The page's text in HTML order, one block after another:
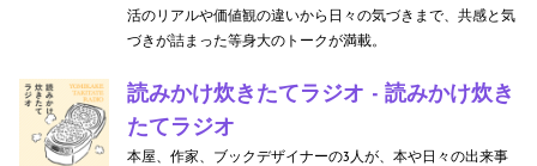
活のリアルや価値観の違いから日々の気づきまで、共感と気
づきが詰まった等身大のトークが満載。
読みかけ炊きたてラジオ - 読みかけ炊き
たてラジオ
本屋、作家、ブックデザイナーの3人が、本や日々の出来事